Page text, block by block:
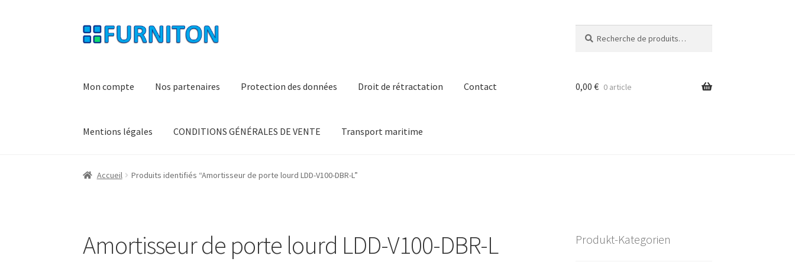
Aller
à
Aller
au
pour :
Mon compte Nos partenaires Protection des données Droit de rétractation Contact
Mentions légales CONDITIONS GÉNÉRALES DE VENTE Transport maritime
0,00 € 0 article
Accueil Produits identifiés “Amortisseur de porte lourd LDD-V100-DBR-L”
Amortisseur de porte lourd LDD-V100-DBR-L Produkt-Kategorien